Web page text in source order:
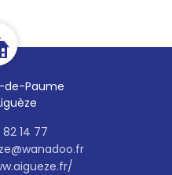
de-Paume
14 77
prélevés